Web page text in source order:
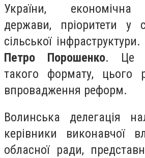
України, економічна
держави, пріоритети у
сільської
Петро Порошенко. Це
такого формату, цього
впровадження реформ.
Волинська делегація
керівники виконавчої
обласної ради,